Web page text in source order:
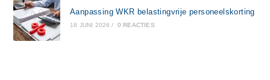
Aanpassing WKR belastingvrije personeelskorting
18 JUNI 2026 / 0 REACTIES